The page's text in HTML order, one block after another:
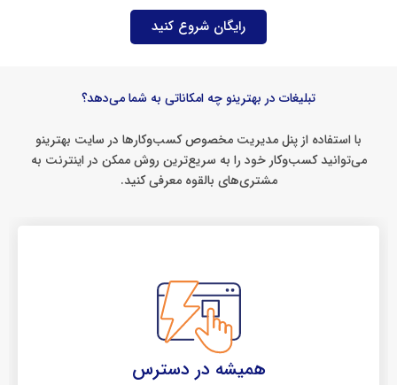
رایگان شروع کنید
تبلیغات در بهترینو چه امکاناتی به شما می‌دهد؟
با استفاده از پنل مدیریت مخصوص کسب‌وکارها در سایت بهترینو
می‌توانید کسب‌وکار خود را به سریع‌ترین روش ممکن در اینترنت به
مشتری‌های بالقوه معرفی کنید.
همیشه در دسترس